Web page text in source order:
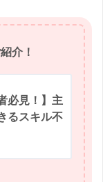
介！
必見！】主
るスキル不